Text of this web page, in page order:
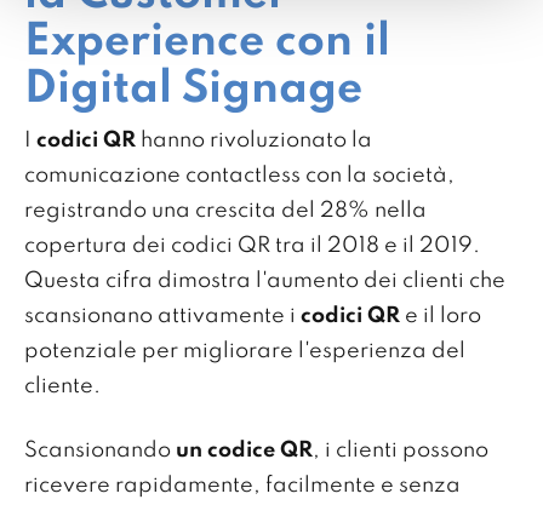
Experience con il
Digital Signage
codici QR hanno rivoluzionato la
comunicazione contactless con la società,
registrando una crescita del 28% nella
copertura dei codici QR tra il 2018 e il 2019.
Questa cifra dimostra l'aumento dei clienti che
scansionano attivamente i codici QR e il loro
potenziale per migliorare l'esperienza del
cliente.
Scansionando un codice QR, i clienti possono
ricevere rapidamente, facilmente e senza